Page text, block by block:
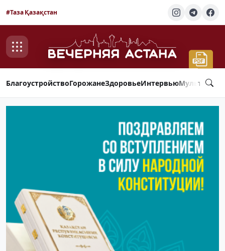
#Таза Қазақстан
БлагоустройствоГорожанеЗдоровьеИнтервью